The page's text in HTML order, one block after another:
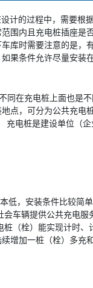
计的过程中，需要根
围内且充电桩插座是否
库时需要注意的是，
果条件允许尽量安装
在充电桩上面也是不
点，可分为公共充电
充电桩是建设单位（企
低，安装条件比较简
车辆提供公共充电服
（栓）能实现计时、
增加一桩（栓）多充